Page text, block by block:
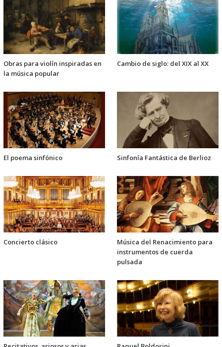
Obras para violín inspiradas en
la música popular
Cambio de siglo: del XIX al XX
El poema sinfónico Sinfonía Fantástica de Berlioz
Concierto clásico
Música del Renacimiento para
instrumentos de cuerda
pulsada